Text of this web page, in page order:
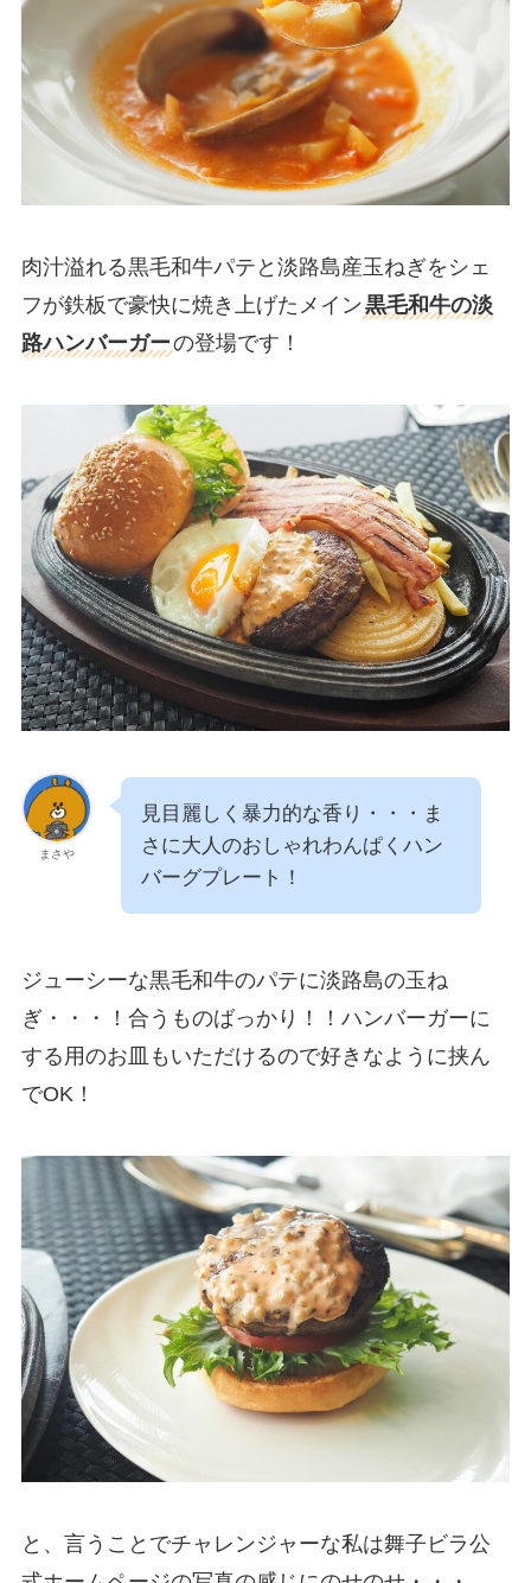
肉汁溢れる黒毛和牛パテと淡路島産玉ねぎをシェ
フが鉄板で豪快に焼き上げたメイン黒毛和牛の淡
路ハンバーガーの登場です！
まさや
見目麗しく暴力的な香り・・・ま
さに大人のおしゃれわんぱくハン
バーグプレート！
ジューシーな黒毛和牛のパテに淡路島の玉ね
ぎ・・・！合うものばっかり！！ハンバーガーに
する用のお皿もいただけるので好きなように挟ん
でOK！
と、言うことでチャレンジャーな私は舞子ビラ公